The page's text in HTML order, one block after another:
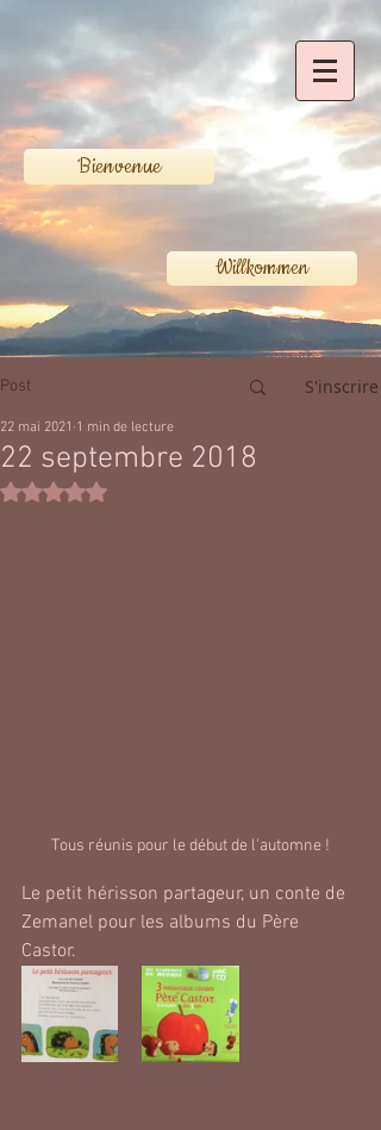
Bienvenue
Willkommen
Post S'inscrire
22 septembre 2018
22 mai 2021 1 min de lecture
Noté NaN étoiles sur 5.
Tous réunis pour le début de l'automne !
Le petit hérisson partageur, un conte de
Zemanel pour les albums du Père
Castor.